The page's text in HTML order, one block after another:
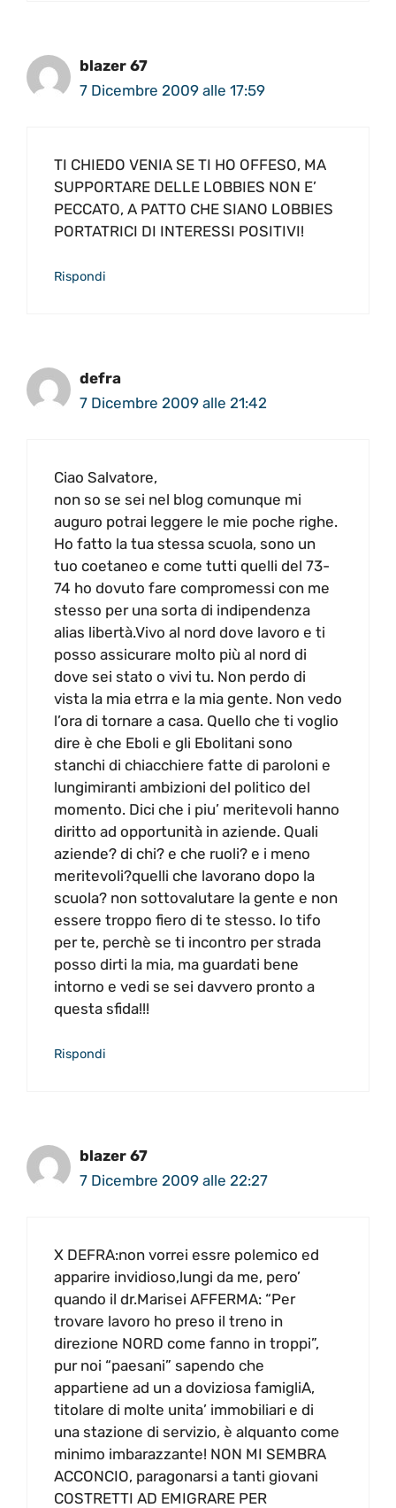
blazer 67
7 Dicembre 2009 alle 17:59
TI CHIEDO VENIA SE TI HO OFFESO, MA
SUPPORTARE DELLE LOBBIES NON E’
PECCATO, A PATTO CHE SIANO LOBBIES
PORTATRICI DI INTERESSI POSITIVI!
Rispondi
defra
7 Dicembre 2009 alle 21:42
Ciao Salvatore,
non so se sei nel blog comunque mi
auguro potrai leggere le mie poche righe.
Ho fatto la tua stessa scuola, sono un
tuo coetaneo e come tutti quelli del 73-
74 ho dovuto fare compromessi con me
stesso per una sorta di indipendenza
alias libertà.Vivo al nord dove lavoro e ti
posso assicurare molto più al nord di
dove sei stato o vivi tu. Non perdo di
vista la mia etrra e la mia gente. Non vedo
l’ora di tornare a casa. Quello che ti voglio
dire è che Eboli e gli Ebolitani sono
stanchi di chiacchiere fatte di paroloni e
lungimiranti ambizioni del politico del
momento. Dici che i piu’ meritevoli hanno
diritto ad opportunità in aziende. Quali
aziende? di chi? e che ruoli? e i meno
meritevoli?quelli che lavorano dopo la
scuola? non sottovalutare la gente e non
essere troppo fiero di te stesso. Io tifo
per te, perchè se ti incontro per strada
posso dirti la mia, ma guardati bene
intorno e vedi se sei davvero pronto a
questa sfida!!!
Rispondi
blazer 67
7 Dicembre 2009 alle 22:27
X DEFRA:non vorrei essre polemico ed
apparire invidioso,lungi da me, pero’
quando il dr.Marisei AFFERMA: “Per
trovare lavoro ho preso il treno in
direzione NORD come fanno in troppi”,
pur noi “paesani” sapendo che
appartiene ad un a doviziosa famigliA,
titolare di molte unita’ immobiliari e di
una stazione di servizio, è alquanto come
minimo imbarazzante! NON MI SEMBRA
ACCONCIO, paragonarsi a tanti giovani
COSTRETTI AD EMIGRARE PER